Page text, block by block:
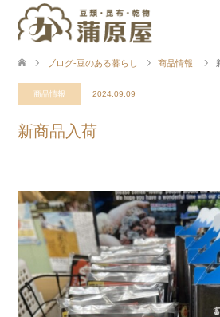
ブログ-豆のある暮らし 商品情報
商品情報 2024.09.09
新商品入荷